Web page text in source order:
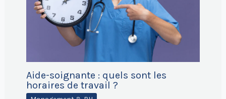
Aide-soignante : quels sont les
horaires de travail ?